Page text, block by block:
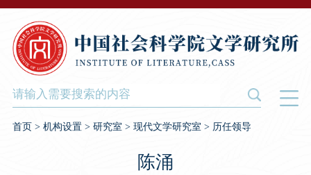
首页> 机构设置> 研究室 > 现代文学研究室 > 历任领导
陈涌